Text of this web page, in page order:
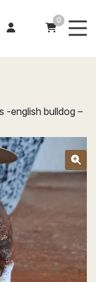
0
-english bulldog –